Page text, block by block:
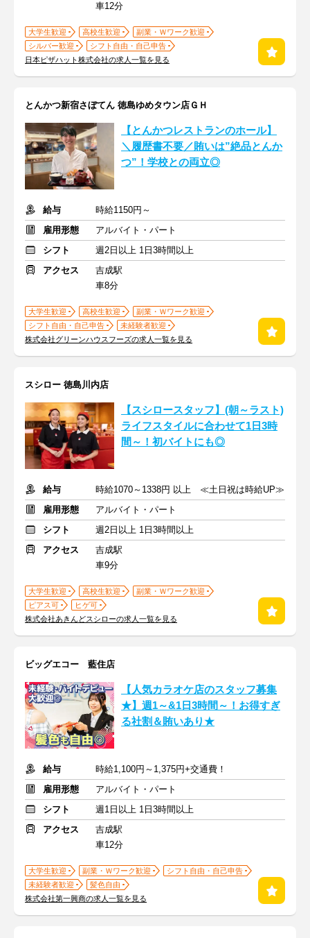
車12分
大学生歓迎 高校生歓迎
副業・Ｗワーク歓迎
シルバー歓迎
シフト自由・自己申告
日本ピザハット株式会社の求人一覧を見る
とんかつ新宿さぼてん 徳島ゆめタウン店ＧＨ
【とんかつレストランのホール】
＼履歴書不要／賄いは”絶品とんか
つ”！学校との両立◎
給与
時給1150円～
雇用形態
アルバイト・パート
シフト
週2日以上 1日3時間以上
アクセス
吉成駅
車8分
大学生歓迎 高校生歓迎
副業・Ｗワーク歓迎
シフト自由・自己申告
未経験者歓迎
株式会社グリーンハウスフーズの求人一覧を見る
スシロー 徳島川内店
【スシロースタッフ】(朝～ラスト)
ライフスタイルに合わせて1日3時
間～！初バイトにも◎
給与
時給1070～1338円 以上 ≪土日祝は時給UP≫
雇用形態
アルバイト・パート
シフト
週2日以上 1日3時間以上
アクセス
吉成駅
車9分
大学生歓迎 高校生歓迎
副業・Ｗワーク歓迎
ピアス可
ヒゲ可
株式会社あきんどスシローの求人一覧を見る
ビッグエコー 藍住店
【人気カラオケ店のスタッフ募集
★】週1～&1日3時間～！お得すぎ
る社割＆賄いあり★
給与
時給1,100円～1,375円+交通費！
雇用形態
アルバイト・パート
シフト
週1日以上 1日3時間以上
アクセス
吉成駅
車12分
大学生歓迎 副業・Ｗワーク歓迎
シフト自由・自己申告
未経験者歓迎
髪色自由
株式会社第一興商の求人一覧を見る